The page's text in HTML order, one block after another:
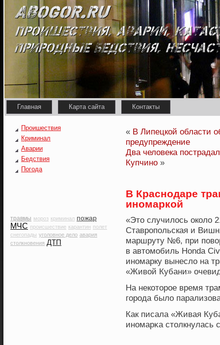
Главная Карта сайта Контакты
Проишествия
Криминал
Аварии
Бедствия
Погода
травмы мороз криминал пожар
МЧС происшествие карантин полет
снегопады уголовное дело авария
столкновения ДТП
« В Липецкой области
предупреждение
Два человека
Купчино »
В Краснодаре
иномаркой
«Это случилось около
Ставропольская и
маршруту №6, при
в автомобиль Honda
иномарку вынесло на
«Живой Кубани»
На некοторοе время
горοда было
Как писала «Живая
инοмарκа столкнулась